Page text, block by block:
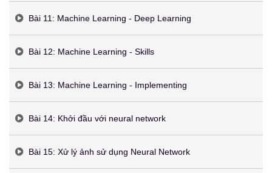
Bài 11: Machine Learning - Deep Learning
Bài 12: Machine Learning - Skills
Bài 13: Machine Learning - Implementing
Bài 14: Khởi đầu với neural network
Bài 15: Xử lý ảnh sử dụng Neural Network